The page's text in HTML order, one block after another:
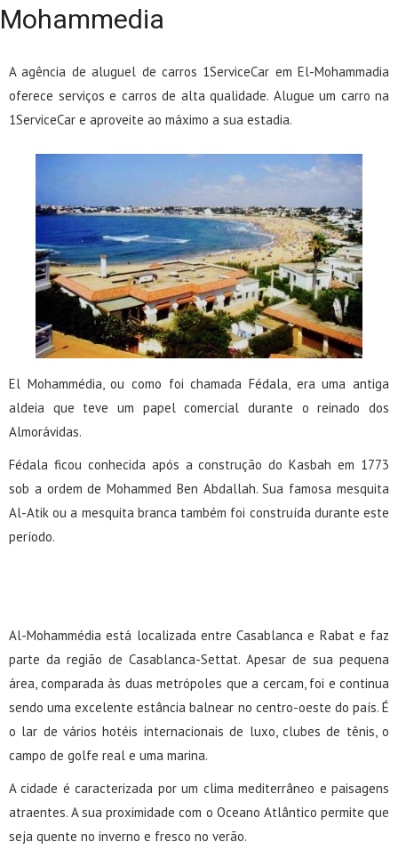
Mohammedia
A agência de aluguel de carros 1ServiceCar em El-Mohammadia
oferece serviços e carros de alta qualidade. Alugue um carro na
1ServiceCar e aproveite ao máximo a sua estadia.
El Mohammédia, ou como foi chamada Fédala, era uma antiga
aldeia que teve um papel comercial durante o reinado dos
Almorávidas.
Fédala ficou conhecida após a construção do Kasbah em 1773
sob a ordem de Mohammed Ben Abdallah. Sua famosa mesquita
Al-Atik ou a mesquita branca também foi construída durante este
período.
Al-Mohammédia está localizada entre Casablanca e Rabat e faz
parte da região de Casablanca-Settat. Apesar de sua pequena
área, comparada às duas metrópoles que a cercam, foi e continua
sendo uma excelente estância balnear no centro-oeste do país. É
o lar de vários hotéis internacionais de luxo, clubes de tênis, o
campo de golfe real e uma marina.
A cidade é caracterizada por um clima mediterrâneo e paisagens
atraentes. A sua proximidade com o Oceano Atlântico permite que
seja quente no inverno e fresco no verão.